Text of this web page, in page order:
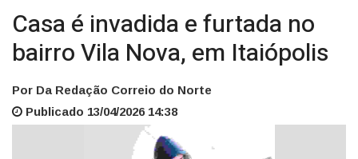
Casa é invadida e furtada no
bairro Vila Nova, em Itaiópolis
Por Da Redação Correio do Norte
Publicado 13/04/2026 14:38